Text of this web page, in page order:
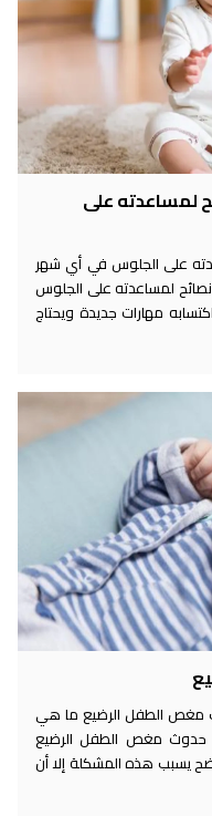
لمساعدته على
على الجلوس في أي شهر
لمساعدته على الجلوس
مهارات جديدة ويحتاج
مغص الطفل الرضيع ما هي
حدوث مغص الطفل الرضيع
يسبب هذه المشكلة إلا أن